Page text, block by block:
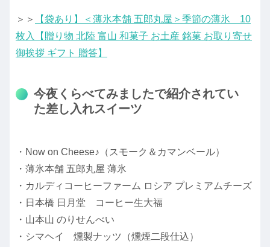
＞＞
【袋あり】＜薄氷本舗 五郎丸屋＞季節の薄氷 10
枚入【贈り物 北陸 富山 和菓子 お土産 銘菓 お取り寄せ
御挨拶 ギフト 贈答】
今夜くらべてみましたで紹介されてい
た差し入れスイーツ
・Now on Cheese♪（スモーク＆カマンベール）
・薄氷本舗 五郎丸屋 薄氷
・カルディコーヒーファーム ロシア プレミアムチーズ
・日本橋 日月堂 コーヒー生大福
・山本山 のりせんべい
・シマヘイ 燻製ナッツ（燻煙二段仕込）